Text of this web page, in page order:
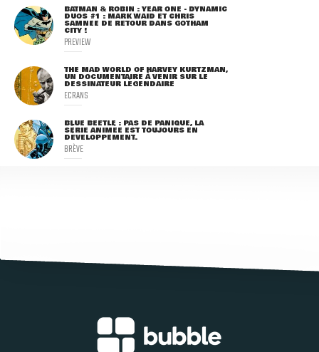
BATMAN & ROBIN : YEAR ONE - DYNAMIC
DUOS #1 : MARK WAID ET CHRIS
SAMNEE DE RETOUR DANS GOTHAM
CITY !
PREVIEW
THE MAD WORLD OF HARVEY KURTZMAN,
UN DOCUMENTAIRE À VENIR SUR LE
DESSINATEUR LÉGENDAIRE
ECRANS
BLUE BEETLE : PAS DE PANIQUE, LA
SÉRIE ANIMÉE EST TOUJOURS EN
DÉVELOPPEMENT.
BRÈVE